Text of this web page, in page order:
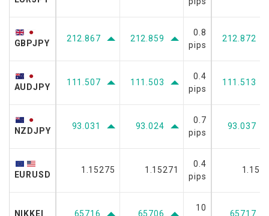
GBPJPY 212.867 212.859
0.8
pips
212.872
AUDJPY 111.507 111.503
0.4
pips
111.513
NZDJPY 93.031 93.024
0.7
pips
93.037
EURUSD 1.15275 1.15271
0.4
pips
NIKKEI 65716 65706
10
65717